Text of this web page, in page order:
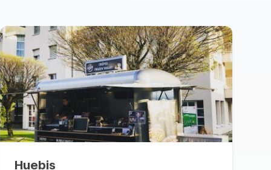
Huebis